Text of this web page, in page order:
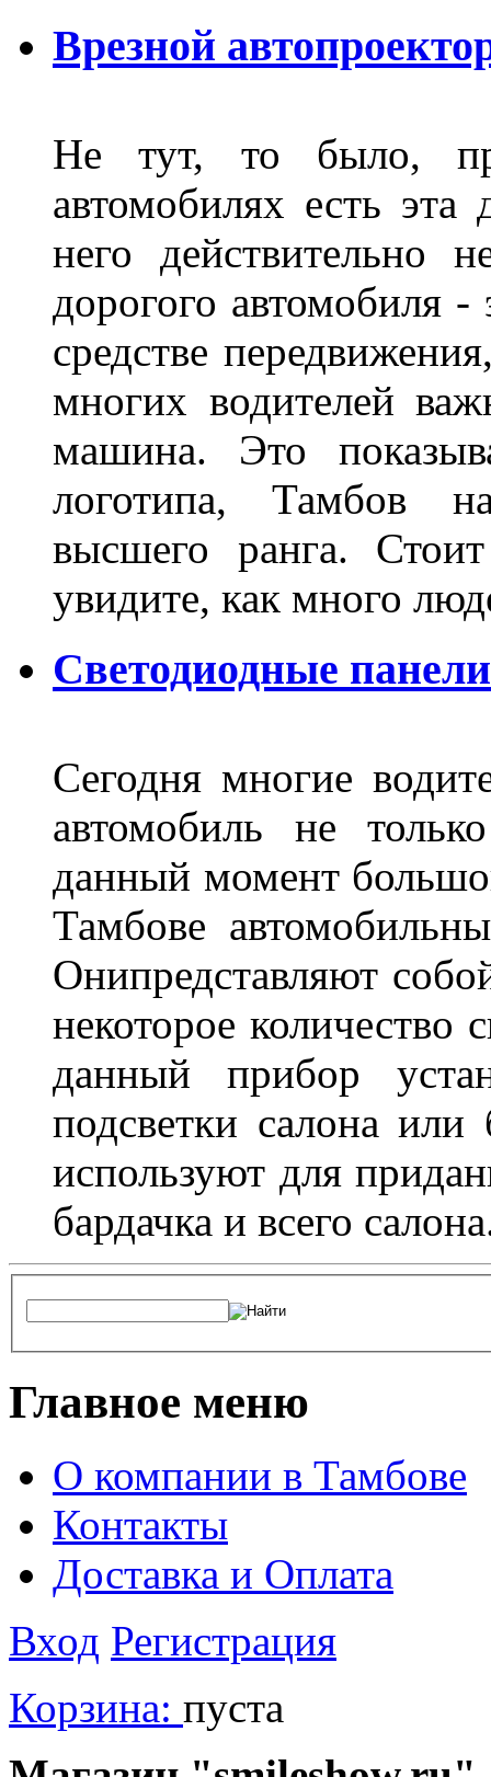
Врезной
Не тут, то было,
автомобилях есть
него действительно
дорогого автомобиля
средстве
многих водителей
машина. Это
логотипа, Тамбов
высшего ранга.
увидите, как много
Светодиодные
Сегодня многие
автомобиль не
данный момент
Тамбове
Онипредставляют
некоторое количество
данный прибор
подсветки салона
используют для
бардачка и всего
Главное меню
О компании в Тамбове
Контакты
Доставка и Оплата
Вход Регистрация
Корзина: пуста